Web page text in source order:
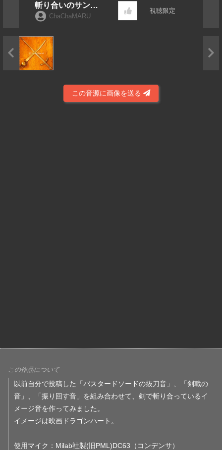
斬り合いのサンプ
ル音ChaChaMARU
視聴限定
この音源に画像を送る
この作品について
以前自分で投稿した「バスタードソードの抜刀音」、「剣戟の
音」、「振り回す音」を組み合わせて、剣で斬り合っているイ
メージ音を作ってみました。
イメージは映画ドラゴンハート。
使用マイク：Milab社製(旧PML)DC63（コンデンサ）